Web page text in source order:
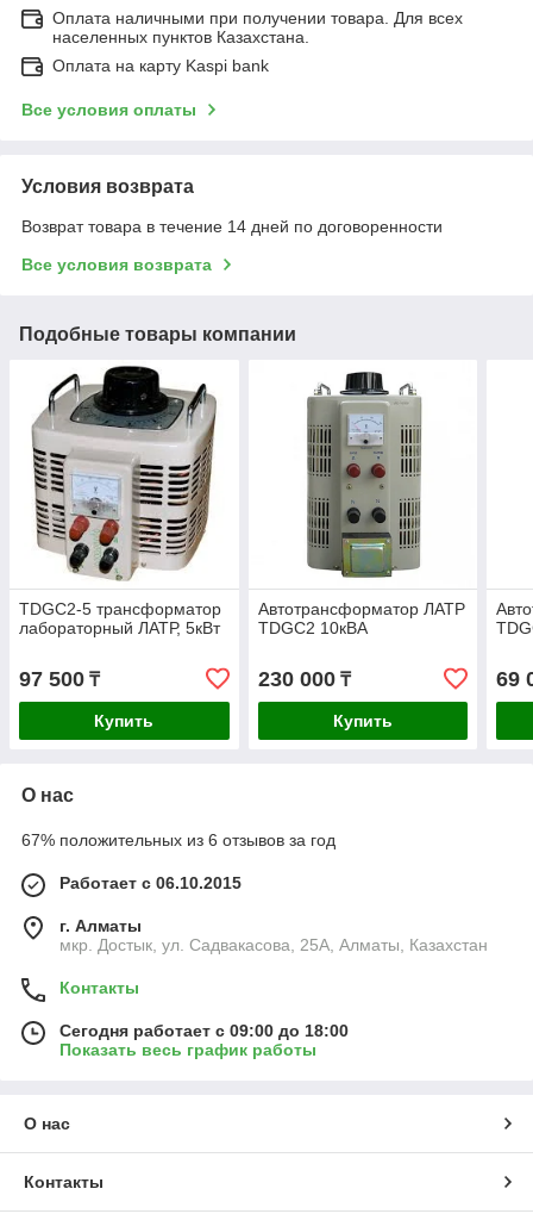
Оплата наличными при получении товара. Для всех
населенных пунктов Казахстана.
Оплата на карту Kaspi bank
Все условия оплаты
Условия возврата
Возврат товара в течение 14 дней по договоренности
Все условия возврата
Подобные товары компании
TDGC2-5 трансформатор
лабораторный ЛАТР, 5кВт
97 500 ₸
Купить
Автотрансформатор ЛАТР
TDGC2 10кВА
230 000₸
Купить
69
О нас
67% положительных из 6 отзывов за год
Работает с 06.10.2015
г. Алматы
мкр. Достык, ул. Садвакасова, 25А, Алматы, Казахстан
Контакты
Сегодня работает с 09:00 до 18:00
Показать весь график работы
О нас
Контакты